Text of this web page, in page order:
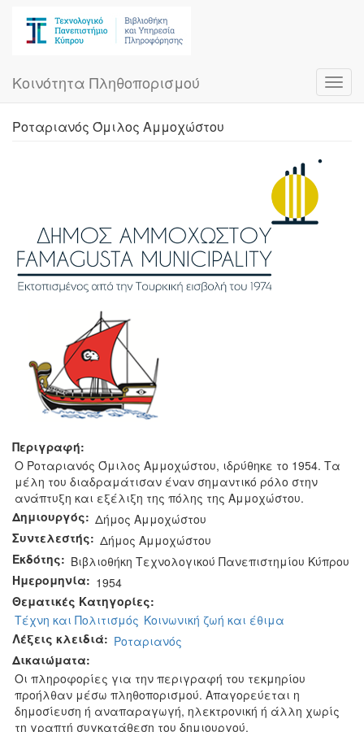
Κοινότητα Πληθοπορισμού
Ροταριανός Όμιλος Αμμοχώστου
Περιγραφή:
O Ροταριανός Όμιλος Αμμοχώστου, ιδρύθηκε το 1954. Τα
μέλη του διαδραμάτισαν έναν σημαντικό ρόλο στην
ανάπτυξη και εξέλιξη της πόλης της Αμμοχώστου.
Δημιουργός: Δήμος Αμμοχώστου
Συντελεστής: Δήμος Αμμοχώστου
Εκδότης: Βιβλιοθήκη Τεχνολογικού Πανεπιστημίου Κύπρου
Ημερομηνία: 1954
Θεματικές Κατηγορίες:
Τέχνη και Πολιτισμός Κοινωνική ζωή και έθιμα
Λέξεις κλειδιά: Ροταριανός
Δικαιώματα:
Οι πληροφορίες για την περιγραφή του τεκμηρίου
προήλθαν μέσω πληθοπορισμού. Απαγορεύεται η
δημοσίευση ή αναπαραγωγή, ηλεκτρονική ή άλλη χωρίς
τη γραπτή συγκατάθεση του δημιουργού.